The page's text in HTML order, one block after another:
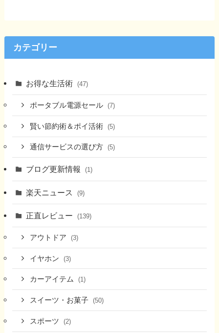
カテゴリー
お得な生活術 (47)
ポータブル電源セール (7)
賢い節約術＆ポイ活術 (5)
通信サービスの選び方 (5)
ブログ更新情報 (1)
楽天ニュース (9)
正直レビュー (139)
アウトドア (3)
イヤホン (3)
カーアイテム (1)
スイーツ・お菓子 (50)
スポーツ (2)